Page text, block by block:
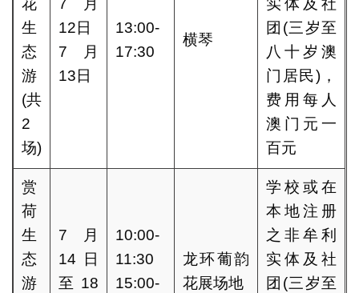
花
生
态
游
(共
2
场)
7月
12日
7月
13日
13:00-
17:30
横琴
实体及社
团(三岁至
八十岁澳
门居民)，
费用每人
澳门元一
百元
赏
荷
生
态
游
7月
14日
至18
10:00-
11:30
15:00-
龙环葡韵
花展场地
学校或在
本地注册
之非牟利
实体及社
团(三岁至